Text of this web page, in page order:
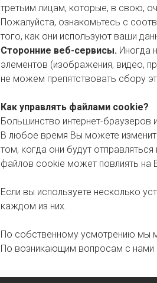
третьим лицам, которые, в свою,
Пожалуйста, ознакомьтесь с
того, как они используют ваши
Сторонние веб-сервисы. Иногда
элементов (изображения, видео,
не можем препятствовать сбору
Как управлять файлами cookie?
Большинство интернет-браузеров
В любое время Вы можете
том, когда они будут
файлов cookie может повлиять на
Если вы используете несколько
каждом из них.
По собственному усмотрению мы
По возникающим вопросам с нами